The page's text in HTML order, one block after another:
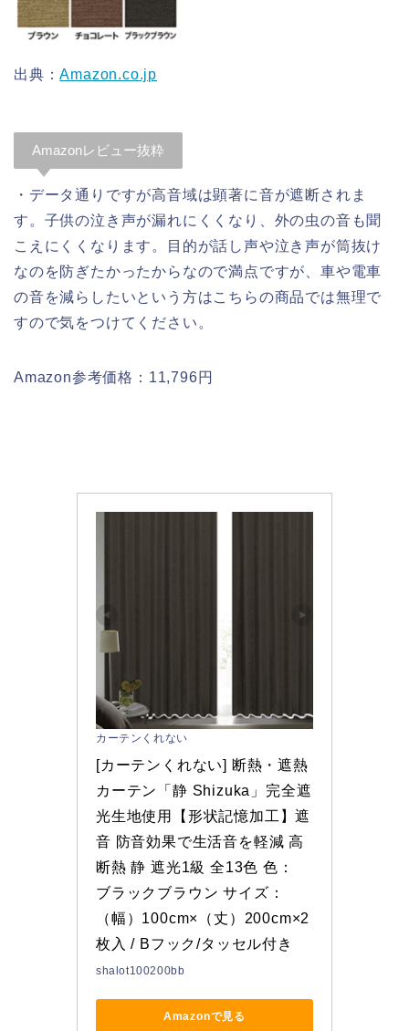
出典：Amazon.co.jp
Amazonレビュー抜粋
・データ通りですが高音域は顕著に音が遮断されま
す。子供の泣き声が漏れにくくなり、外の虫の音も聞
こえにくくなります。目的が話し声や泣き声が筒抜け
なのを防ぎたかったからなので満点ですが、車や電車
の音を減らしたいという方はこちらの商品では無理で
すので気をつけてください。
Amazon参考価格：11,796円
カーテンくれない
[カーテンくれない] 断熱・遮熱
カーテン「静 Shizuka」完全遮
光生地使用【形状記憶加工】遮
音 防音効果で生活音を軽減 高
断熱 静 遮光1級 全13色 色：
ブラックブラウン サイズ：
（幅）100cm×（丈）200cm×2
枚入 / Bフック/タッセル付き
shalot100200bb
Amazonで見る